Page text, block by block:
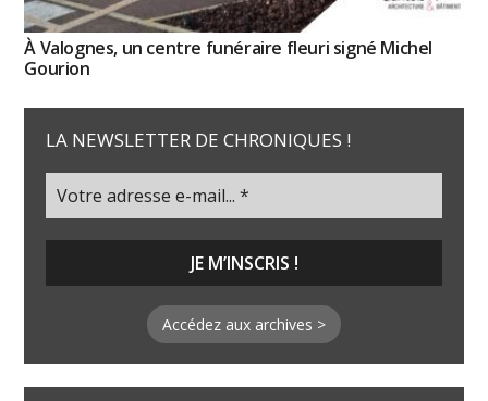
À Valognes, un centre funéraire fleuri signé Michel
Gourion
LA NEWSLETTER DE CHRONIQUES !
Accédez aux archives >